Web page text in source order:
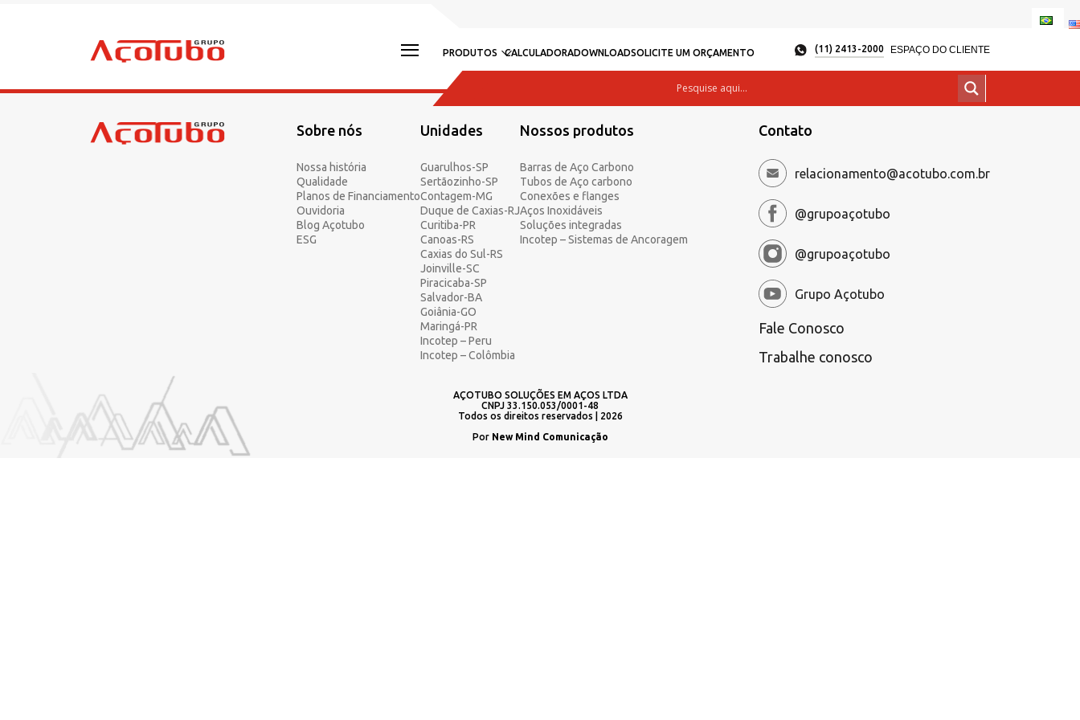
PRODUTOS CALCULADORADOWNLOADSOLICITE UM ORÇAMENTO (11) 2413-2000 ESPAÇO DO CLIENTE
Sobre a Açotubo
Sobre nós
Nossa história
Qualidade
Planos de Financiamento
Ouvidoria
Blog Açotubo
ESG
Unidades
Guarulhos-SP
Sertãozinho-SP
Contagem-MG
Duque de Caxias-RJ
Curitiba-PR
Canoas-RS
Caxias do Sul-RS
Joinville-SC
Piracicaba-SP
Salvador-BA
Goiânia-GO
Maringá-PR
Incotep – Peru
Incotep – Colômbia
Nossos produtos
Barras de Aço Carbono
Tubos de Aço carbono
Conexões e flanges
Aços Inoxidáveis
Soluções integradas
Incotep – Sistemas de Ancoragem
Contato
relacionamento@acotubo.com.br
@grupoaçotubo
@grupoaçotubo
Grupo Açotubo
Fale Conosco
Trabalhe conosco
AÇOTUBO SOLUÇÕES EM AÇOS LTDA
CNPJ 33.150.053/0001-48
Todos os direitos reservados | 2026
Por New Mind Comunicação